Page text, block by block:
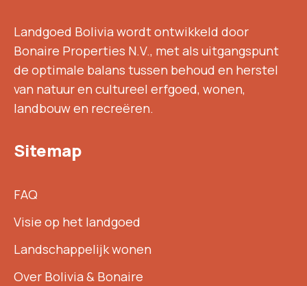
Landgoed Bolivia wordt ontwikkeld door
Bonaire Properties N.V., met als uitgangspunt
de optimale balans tussen behoud en herstel
van natuur en cultureel erfgoed, wonen,
landbouw en recreëren.
Sitemap
FAQ
Visie op het landgoed
Landschappelijk wonen
Over Bolivia & Bonaire